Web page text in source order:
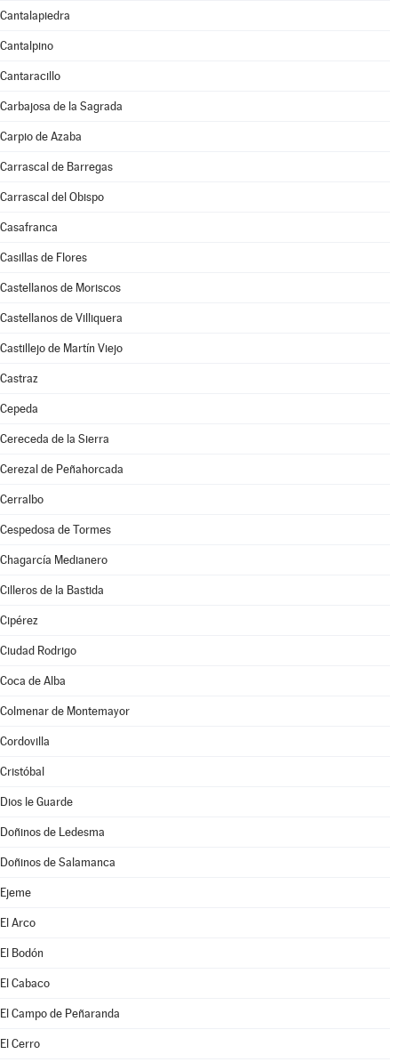
Cantalapiedra
Cantalpino
Cantaracillo
Carbajosa de la Sagrada
Carpio de Azaba
Carrascal de Barregas
Carrascal del Obispo
Casafranca
Casillas de Flores
Castellanos de Moriscos
Castellanos de Villiquera
Castillejo de Martín Viejo
Castraz
Cepeda
Cereceda de la Sierra
Cerezal de Peñahorcada
Cerralbo
Cespedosa de Tormes
Chagarcía Medianero
Cilleros de la Bastida
Cipérez
Ciudad Rodrigo
Coca de Alba
Colmenar de Montemayor
Cordovilla
Cristóbal
Dios le Guarde
Doñinos de Ledesma
Doñinos de Salamanca
Ejeme
El Arco
El Bodón
El Cabaco
El Campo de Peñaranda
El Cerro